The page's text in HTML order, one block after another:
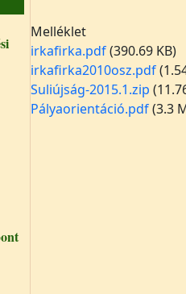
Melléklet
irkafirka.pdf(390.69 KB)
irkafirka2010osz.pdf
Suliújság-2015.1.zip
Pályaorientáció.pdf(3.3